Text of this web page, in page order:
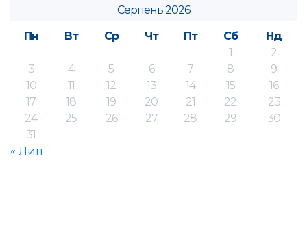
Серпень 2026
Пн
Вт Ср Чт Пт Сб
Нд
1
2
3
4 5 6 7 8
9
10
11 12 13 14 15
16
17
18 19 20 21 22
23
24
25 26 27 28 29
30
31
« Лип